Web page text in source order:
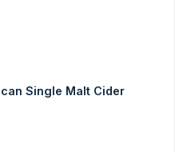
Single Malt Cider